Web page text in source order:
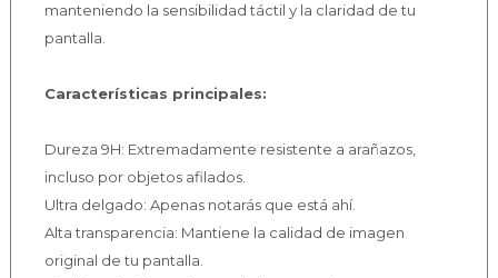
manteniendo la sensibilidad táctil y la claridad de tu
pantalla.
Características principales:
Dureza 9H: Extremadamente resistente a arañazos,
incluso por objetos afilados.
Ultra delgado: Apenas notarás que está ahí.
Alta transparencia: Mantiene la calidad de imagen
original de tu pantalla.